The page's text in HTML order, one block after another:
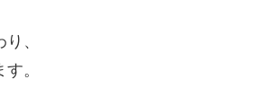
、
。